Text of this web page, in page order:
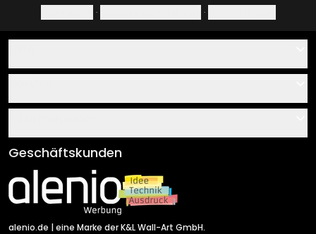
· ·
Über uns
Klebe- und Montageanleitungen
Newsletter An-/Abmeldung
Sendungsverfolgung
AGB
Impressum
Versand & Zahlung
Rücksendung
Geschäftskunden
alenio.de | eine Marke der K&L Wall-Art GmbH.